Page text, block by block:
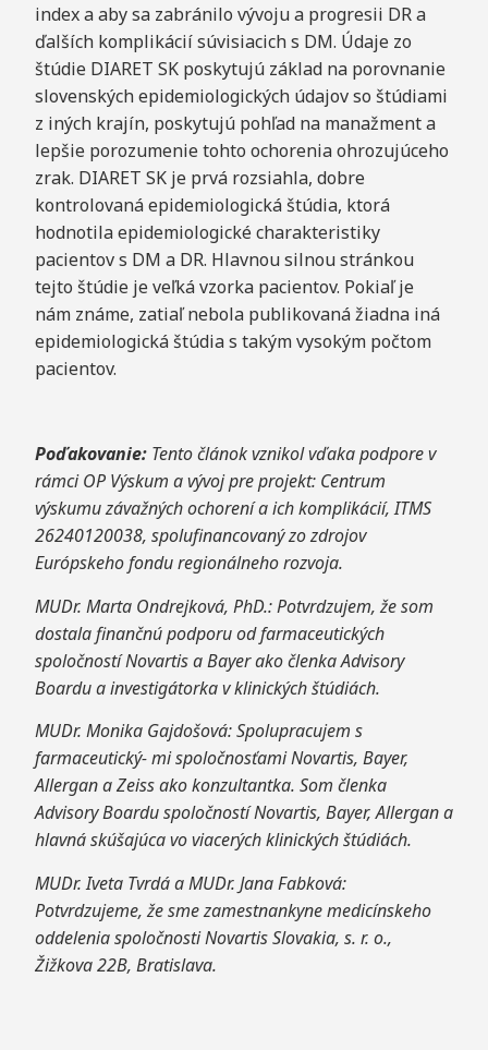
index a aby sa zabránilo vývoju a progresii DR a
ďalších komplikácií súvisiacich s DM. Údaje zo
štúdie DIARET SK poskytujú základ na porovnanie
slovenských epidemiologických údajov so štúdiami
z iných krajín, poskytujú pohľad na manažment a
lepšie porozumenie tohto ochorenia ohrozujúceho
zrak. DIARET SK je prvá rozsiahla, dobre
kontrolovaná epidemiologická štúdia, ktorá
hodnotila epidemiologické charakteristiky
pacientov s DM a DR. Hlavnou silnou stránkou
tejto štúdie je veľká vzorka pacientov. Pokiaľ je
nám známe, zatiaľ nebola publikovaná žiadna iná
epidemiologická štúdia s takým vysokým počtom
pacientov.
Poďakovanie: Tentočlánok vznikol vďaka podpore v
rámci OP Výskum a vývoj pre projekt: Centrum
výskumu závažných ochorení a ich komplikácií, ITMS
26240120038, spolufinancovaný zo zdrojov
Európskeho fondu regionálneho rozvoja.
MUDr. Marta Ondrejková, PhD.: Potvrdzujem, že som
dostala finančnú podporu od farmaceutických
spoločností Novartis a Bayer ako členka Advisory
Boardu a investigátorka v klinických štúdiách.
MUDr. Monika Gajdošová: Spolupracujem s
farmaceutický- mi spoločnosťami Novartis, Bayer,
Allergan a Zeiss ako konzultantka. Som členka
Advisory Boardu spoločností Novartis, Bayer, Allergan a
hlavná skúšajúca vo viacerých klinických štúdiách.
MUDr. Iveta Tvrdá a MUDr. Jana Fabková:
Potvrdzujeme, že sme zamestnankyne medicínskeho
oddelenia spoločnosti Novartis Slovakia, s. r. o.,
Žižkova 22B, Bratislava.